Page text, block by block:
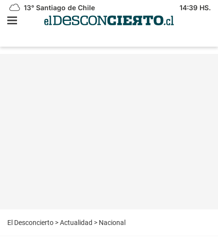
13° Santiago de Chile 14:39 HS.
El Desconcierto >Actualidad > Nacional